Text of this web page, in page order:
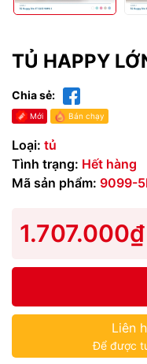
TỦ HAPPY
Chia sẻ:
Mới Bán chạy
Loại: tủ
Tình trạng: Hết hàng
Mã sản phẩm: 9099-
1.707.000₫
Liên
Để được